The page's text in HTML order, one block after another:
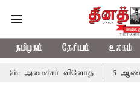
தமிழகம் தேசியம் உலகம்
வினோத் 5 ஆண்டுகளுக்கு